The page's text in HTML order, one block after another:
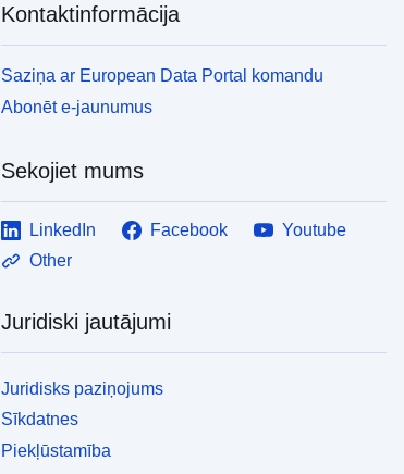
Kontaktinformācija
Saziņa ar European Data Portal komandu
Abonēt e-jaunumus
Sekojiet mums
LinkedIn Facebook
Youtube
Other
Juridiski jautājumi
Juridisks paziņojums
Sīkdatnes
Piekļūstamība